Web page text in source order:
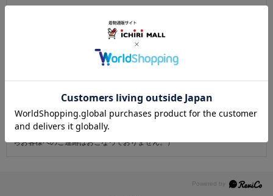
返品にかかる送料は無料です。
ただし次に該当するものは返品をお受けできません。
・お客様の元で、傷または破損が生じた商品
ものではございません。あらかじめご了承ください。
・天災・事故などによる交通渋滞や物量増加、異常気象やその他諸事情に
より、指定時間帯にお届けができない場合がございます。
（※上記理由によりご指定の時間帯にお届けができない場合、配送業者か
らお客様へのご連絡はおこなっておりません。）